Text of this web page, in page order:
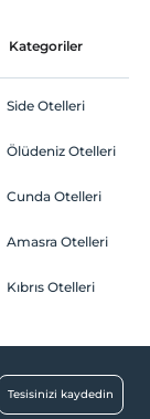
Kategoriler
Side Otelleri
Ölüdeniz Otelleri
Cunda Otelleri
Amasra Otelleri
Kıbrıs Otelleri
Tesisinizi kaydedin